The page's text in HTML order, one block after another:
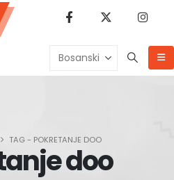
TAG - POKRETANJE DOO
doo